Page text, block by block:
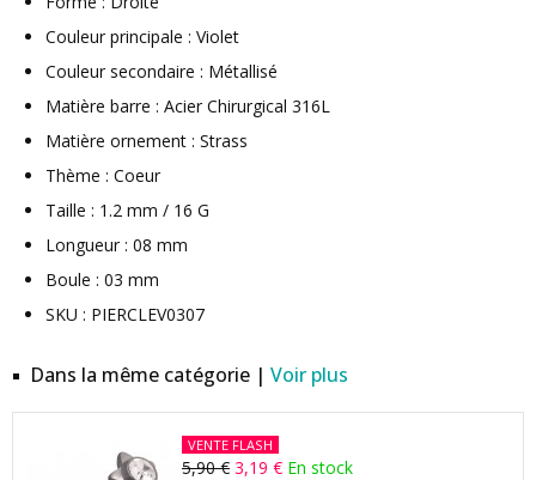
Couleur principale : Violet
Couleur secondaire : Métallisé
Matière barre : Acier Chirurgical 316L
Matière ornement : Strass
Thème : Coeur
Taille : 1.2 mm / 16 G
Longueur : 08 mm
Boule : 03 mm
SKU : PIERCLEV0307
Dans la même catégorie | Voir plus
VENTE FLASH
5,90 € 3,19 € En stock